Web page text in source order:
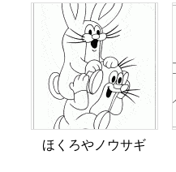
ほくろやノウサギ